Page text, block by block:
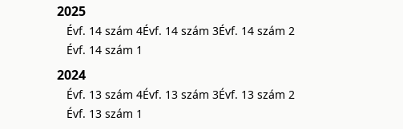
2025
Évf. 14 szám 4Évf. 14 szám 3Évf. 14 szám 2
Évf. 14 szám 1
2024
Évf. 13 szám 4Évf. 13 szám 3Évf. 13 szám 2
Évf. 13 szám 1